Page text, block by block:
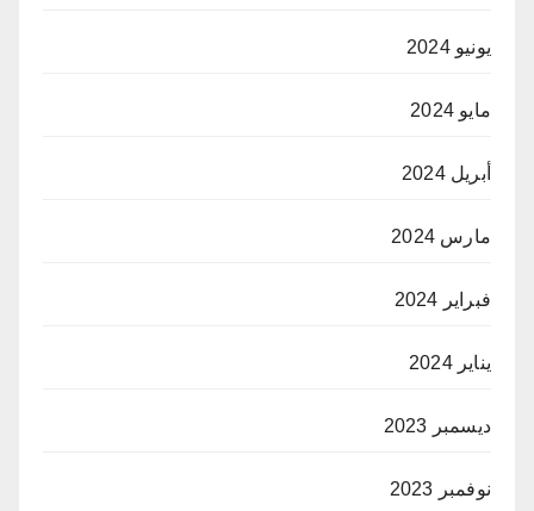
يونيو 2024
مايو 2024
أبريل 2024
مارس 2024
فبراير 2024
يناير 2024
ديسمبر 2023
نوفمبر 2023